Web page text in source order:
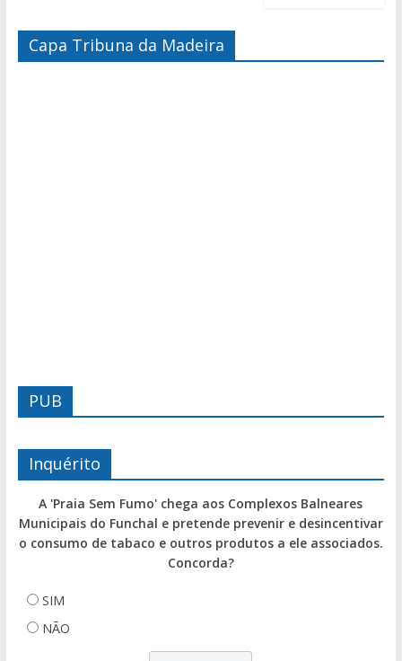
Capa Tribuna da Madeira
PUB
Inquérito
A 'Praia Sem Fumo' chega aos Complexos Balneares
Municipais do Funchal e pretende prevenir e desincentivar
o consumo de tabaco e outros produtos a ele associados.
Concorda?
SIM
NÃO